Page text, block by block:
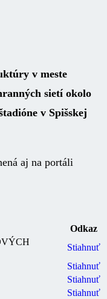
v meste
sietí okolo
v Spišskej
aj na portáli
Odkaz
Stiahnuť
Stiahnuť
Stiahnuť
Stiahnuť